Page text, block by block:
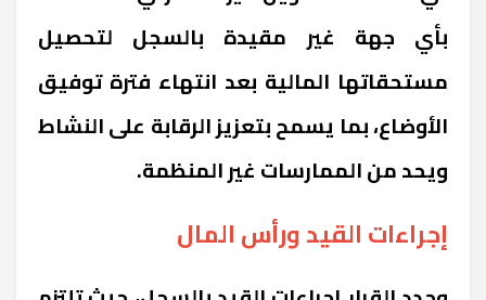
بأي جهة غير مقيدة بالسجل لتحصيل
مستحقاتها المالية بعد انتهاء فترة توفيق
الأوضاع، بما يسمح بتعزيز الرقابة على النشاط
ويحد من الممارسات غير المنظمة.
إجراءات القيد ورأس المال